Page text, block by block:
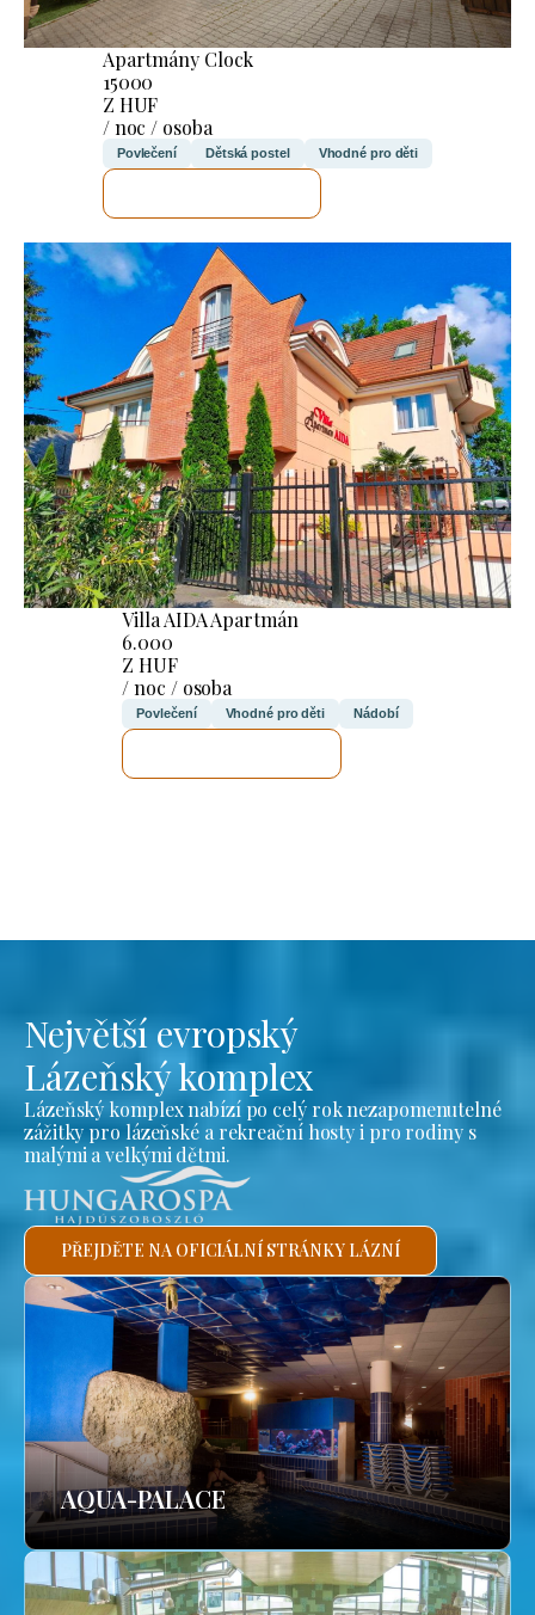
Apartmány Clock
15000
Z HUF
/ noc / osoba
Povlečení Dětská postel Vhodné pro děti
Villa AIDA Apartmán
6.000
Z HUF
/ noc / osoba
Povlečení Vhodné pro děti Nádobí
Největší evropský
Lázeňský komplex
Lázeňský komplex nabízí po celý rok nezapomenutelné
zážitky pro lázeňské a rekreační hosty i pro rodiny s
malými a velkými dětmi.
PŘEJDĚTE NA OFICIÁLNÍ STRÁNKY LÁZNÍ
AQUA-PALACE